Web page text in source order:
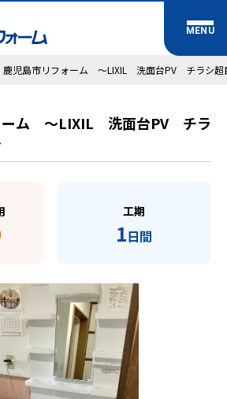
鹿児島市リフォーム ～LIXIL 洗面台PV チラシ超
ーム ～LIXIL 洗面台PV チラ
工期
1日間